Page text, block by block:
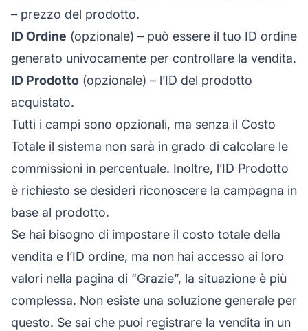
– prezzo del prodotto.
ID Ordine (opzionale) – può essere il tuo ID ordine
generato univocamente per controllare la vendita.
ID Prodotto (opzionale) – l’ID del prodotto
acquistato.
Tutti i campi sono opzionali, ma senza il Costo
Totale il sistema non sarà in grado di calcolare le
commissioni in percentuale. Inoltre, l’ID Prodotto
è richiesto se desideri riconoscere la campagna in
base al prodotto.
Se hai bisogno di impostare il costo totale della
vendita e l’ID ordine, ma non hai accesso ai loro
valori nella pagina di “Grazie”, la situazione è più
complessa. Non esiste una soluzione generale per
questo. Se sai che puoi registrare la vendita in un